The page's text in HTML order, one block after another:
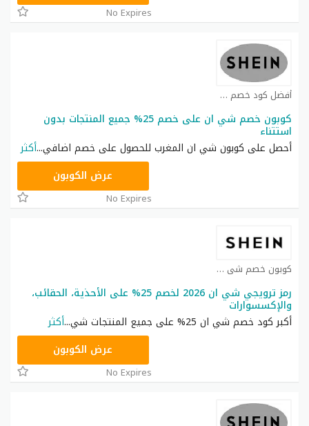
No Expires
أفضل كود خصم شي ان كوبون
كوبون خصم شي ان على خصم 25% جميع المنتجات بدون
استتناء
أحصل على كوبون شي ان المغرب للحصول على خصم اضافي...أكثر
عرض الكوبون
No Expires
كوبون خصم شي ان كوبون
رمز ترويجي شي ان 2026 لخصم 25% على الأحذية، الحقائب،
والإكسسوارات
أكبر كود خصم شي ان 25% على جميع المنتجات شي
...أكثر
عرض الكوبون
No Expires